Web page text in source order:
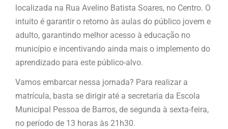
localizada na Rua Avelino Batista Soares, no Centro. O
intuito é garantir o retorno às aulas do público jovem e
adulto, garantindo melhor acesso à educação no
município e incentivando ainda mais o implemento do
aprendizado para este público-alvo.
Vamos embarcar nessa jornada? Para realizar a
matrícula, basta se dirigir até a secretaria da Escola
Municipal Pessoa de Barros, de segunda à sexta-feira,
no período de 13 horas às 21h30.